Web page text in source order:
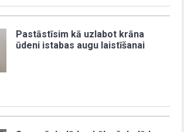
Pastāstīsim kā uzlabot krāna
ūdeni istabas augu laistīšanai